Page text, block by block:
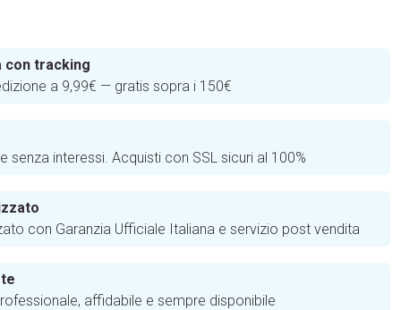
con tracking
a 9,99€ — gratis sopra i 150€
senza interessi. Acquisti con SSL sicuri al 100%
con Garanzia Ufficiale Italiana e servizio post vendita
affidabile e sempre disponibile